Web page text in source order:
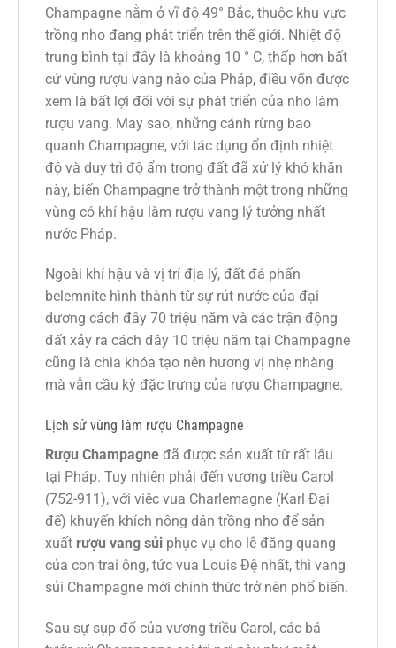
Champagne nằm ở vĩ độ 49° Bắc, thuộc khu vực
trồng nho đang phát triển trên thế giới. Nhiệt độ
trung bình tại đây là khoảng 10 ° C, thấp hơn bất
cứ vùng rượu vang nào của Pháp, điều vốn được
xem là bất lợi đối với sự phát triển của nho làm
rượu vang. May sao, những cánh rừng bao
quanh Champagne, với tác dụng ổn định nhiệt
độ và duy trì độ ẩm trong đất đã xử lý khó khăn
này, biến Champagne trở thành một trong những
vùng có khí hậu làm rượu vang lý tưởng nhất
nước Pháp.
Ngoài khí hậu và vị trí địa lý, đất đá phấn
belemnite hình thành từ sự rút nước của đại
dương cách đây 70 triệu năm và các trận động
đất xảy ra cách đây 10 triệu năm tại Champagne
cũng là chìa khóa tạo nên hương vị nhẹ nhàng
mà vẫn cầu kỳ đặc trưng của rượu Champagne.
Lịch sử vùng làm rượu Champagne
Rượu Champagne đã được sản xuất từ rất lâu
tại Pháp. Tuy nhiên phải đến vương triều Carol
(752-911), với việc vua Charlemagne (Karl Đại
đế) khuyến khích nông dân trồng nho để sản
xuất rượu vang sủi phục vụ cho lễ đăng quang
của con trai ông, tức vua Louis Đệ nhất, thì vang
sủi Champagne mới chính thức trở nên phổ biến.
Sau sự sụp đổ của vương triều Carol, các bá